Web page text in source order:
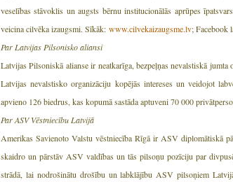
veselības stāvoklis un augsts bērnu institucionālās aprūpes
veicina cilvēka izaugsmi. Sīkāk: www.cilvekaizaugsme.lv; Facebook
Par Latvijas Pilsonisko aliansi
Latvijas Pilsoniskā alianse ir neatkarīga, bezpeļņas nevalstiskā
Latvijas nevalstisko organizāciju kopējās intereses un veidojot
apvieno 126 biedrus, kas kopumā sastāda aptuveni 70 000
Par ASV Vēstniecību Latvijā
Amerikas Savienoto Valstu vēstniecība Rīgā ir ASV diplomātiskā
skaidro un pārstāv ASV valdības un tās pilsoņu pozīciju par
strādā, lai nodrošinātu drošību un labklājību ASV pilsoņiem